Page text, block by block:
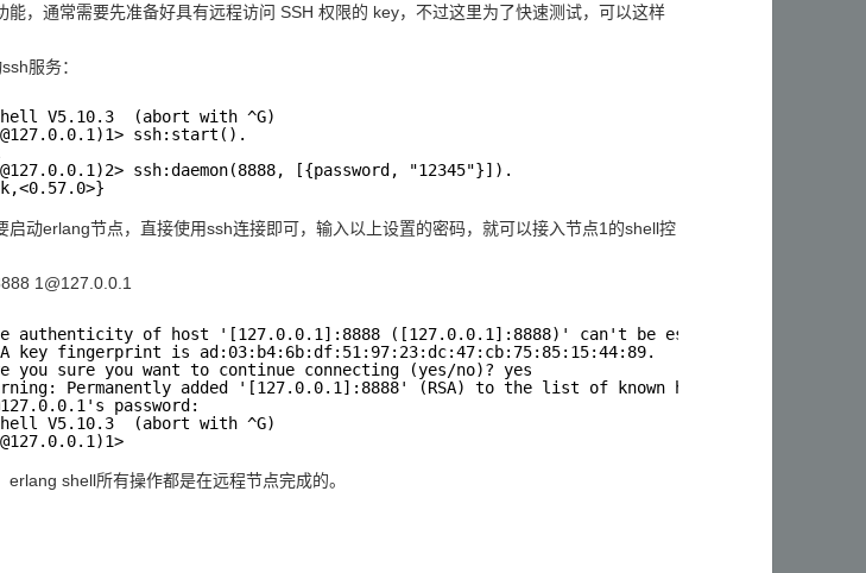
能，通常需要先准备好具有远程访问 SSH 权限的 key，不过这里为了快速测试，可以这样
服务：
V5.10.3  (abort with ^G)
ssh:start().
ssh:daemon(8888, [{password, "12345"}]).
启动erlang节点，直接使用ssh连接即可，输入以上设置的密码，就可以接入节点1的shell控
1@127.0.0.1
authenticity of host '[127.0.0.1]:8888 ([127.0.0.1]:8888)' can't be established.
key fingerprint is ad:03:b4:6b:df:51:97:23:dc:47:cb:75:85:15:44:89.
you sure you want to continue connecting (yes/no)? yes
Permanently added '[127.0.0.1]:8888' (RSA) to the list of known hosts.
password:
V5.10.3  (abort with ^G)
erlang shell所有操作都是在远程节点完成的。